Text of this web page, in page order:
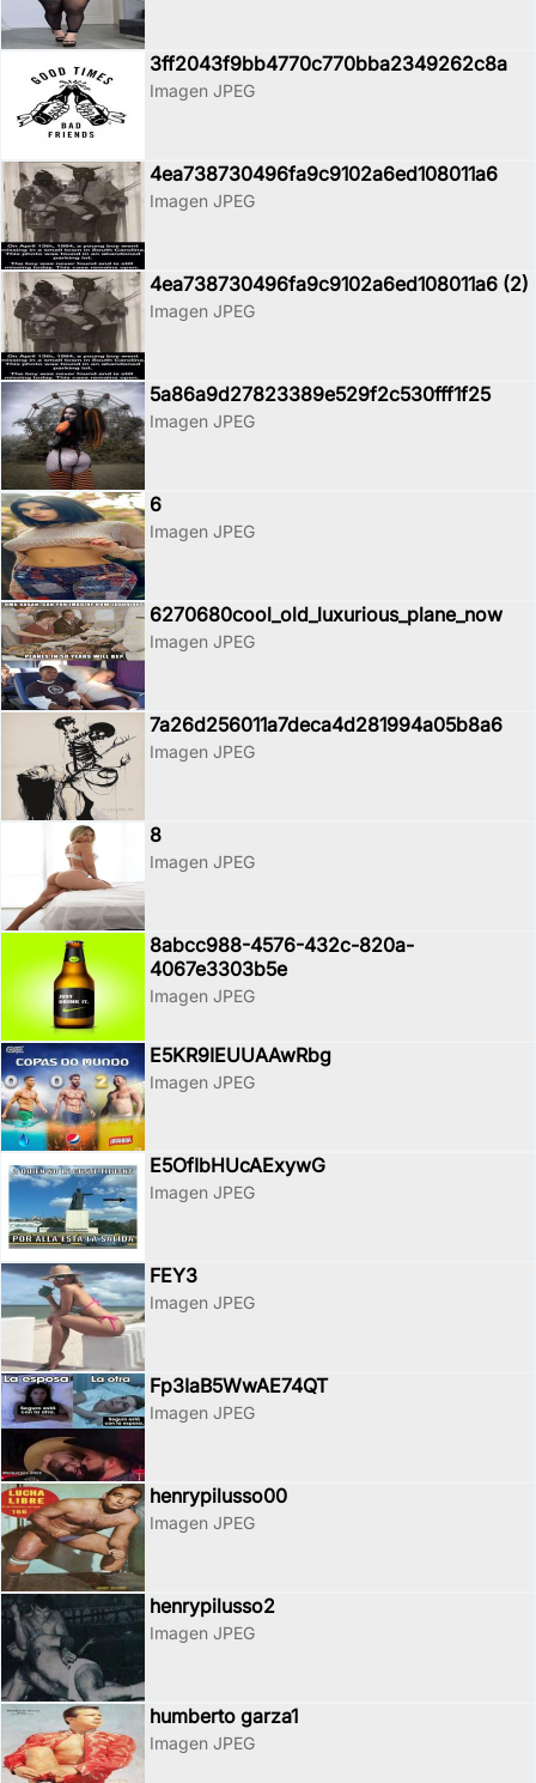
3ff2043f9bb4770c770bba2349262c8a
Imagen JPEG
4ea738730496fa9c9102a6ed108011a6
Imagen JPEG
4ea738730496fa9c9102a6ed108011a6 (2)
Imagen JPEG
5a86a9d27823389e529f2c530fff1f25
Imagen JPEG
6
Imagen JPEG
6270680cool_old_luxurious_plane_now
Imagen JPEG
7a26d256011a7deca4d281994a05b8a6
Imagen JPEG
8
Imagen JPEG
8abcc988-4576-432c-820a-
4067e3303b5e
Imagen JPEG
E5KR9IEUUAAwRbg
Imagen JPEG
E5OfIbHUcAExywG
Imagen JPEG
FEY3
Imagen JPEG
Fp3IaB5WwAE74QT
Imagen JPEG
henrypilusso00
Imagen JPEG
henrypilusso2
Imagen JPEG
humberto garza1
Imagen JPEG